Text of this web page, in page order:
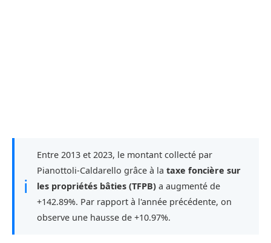
ℹ
Entre 2013 et 2023, le montant collecté par
Pianottoli-Caldarello grâce à la taxe foncière sur
les propriétés bâties (TFPB) a augmenté de
+142.89%. Par rapport à l'année précédente, on
observe une hausse de +10.97%.